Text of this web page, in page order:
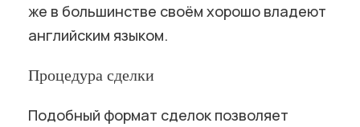
же в большинстве своём хорошо владеют
английским языком.
Процедура сделки
Подобный формат сделок позволяет